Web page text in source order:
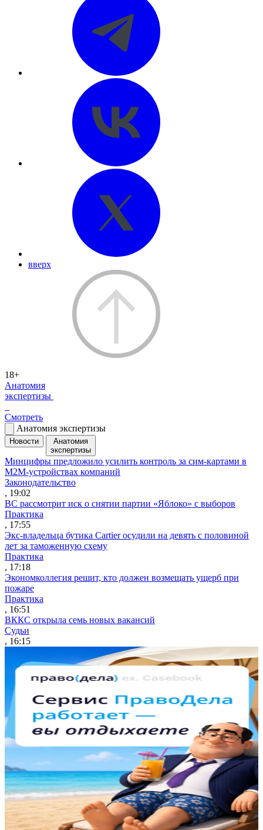
вверх
18+
Анатомия
экспертизы
Смотреть
Анатомия экспертизы
Новости
Анатомия
экспертизы
Минцифры предложило усилить контроль за сим-картами в
M2M-устройствах компаний
Законодательство
, 19:02
ВС рассмотрит иск о снятии партии «Яблоко» с выборов
Практика
, 17:55
Экс-владельца бутика Cartier осудили на девять с половиной
лет за таможенную схему
Практика
, 17:18
Экономколлегия решит, кто должен возмещать ущерб при
пожаре
Практика
, 16:51
ВККС открыла семь новых вакансий
Судьи
, 16:15